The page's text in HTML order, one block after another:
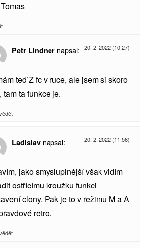
Petr Lindner napsal: 20. 2. 2022 (10:27)
teď Z fc v ruce, ale jsem si skoro
tam ta funkce je.
Ladislav napsal: 20. 2. 2022 (11:56)
jako smysluplnější však vidím
ostřícímu kroužku funkci
clony. Pak je to v režimu M a A
retro.